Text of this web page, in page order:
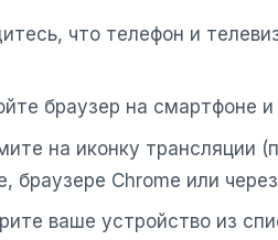
что телефон и
браузер на смартфоне
на иконку трансляции
браузере Chrome или
ваше устройство из